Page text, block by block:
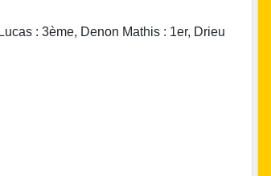
: 3ème, Denon Mathis : 1er, Drieu